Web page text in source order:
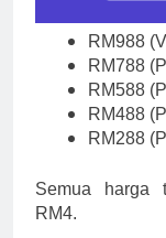
RM988
RM788
RM588
RM488
RM288
Semua harga
RM4.